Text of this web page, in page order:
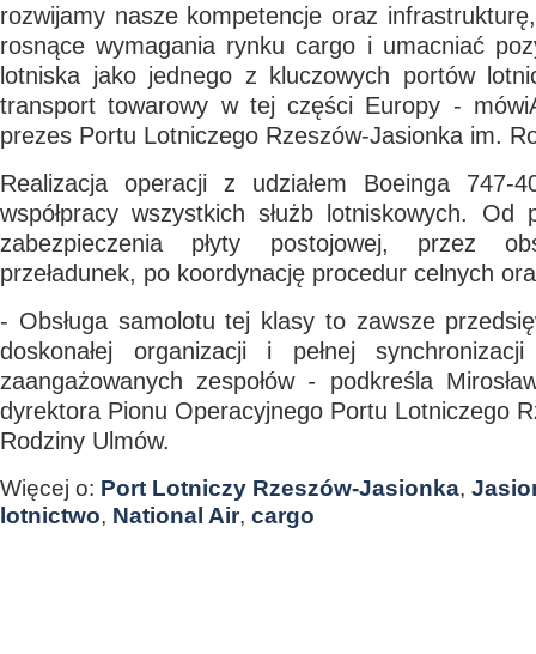
rozwijamy nasze kompetencje oraz
rosnące wymagania rynku cargo i umacniać
lotniska jako jednego z kluczowych portów
transport towarowy w tej części Europy - mówi
prezes Portu Lotniczego Rzeszów-Jasionka im.
Realizacja operacji z udziałem Boeinga 747-
współpracy wszystkich służb lotniskowych. Od
zabezpieczenia płyty postojowej, przez
przeładunek, po koordynację procedur celnych
- Obsługa samolotu tej klasy to zawsze
doskonałej organizacji i pełnej
zaangażowanych zespołów - podkreśla
dyrektora Pionu Operacyjnego Portu Lotniczego
Rodziny Ulmów.
Więcej o: Port Lotniczy Rzeszów-Jasionka,
lotnictwo, National Air, cargo